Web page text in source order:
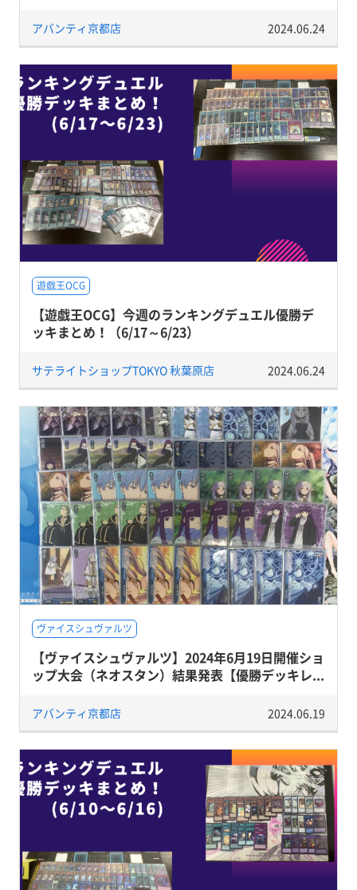
アバンティ京都店 2024.06.24
遊戯王OCG
【遊戯王OCG】今週のランキングデュエル優勝デ
ッキまとめ！（6/17～6/23）
サテライトショップTOKYO 秋葉原店 2024.06.24
ヴァイスシュヴァルツ
【ヴァイスシュヴァルツ】2024年6月19日開催ショ
ップ大会（ネオスタン）結果発表【優勝デッキレ...
アバンティ京都店 2024.06.19